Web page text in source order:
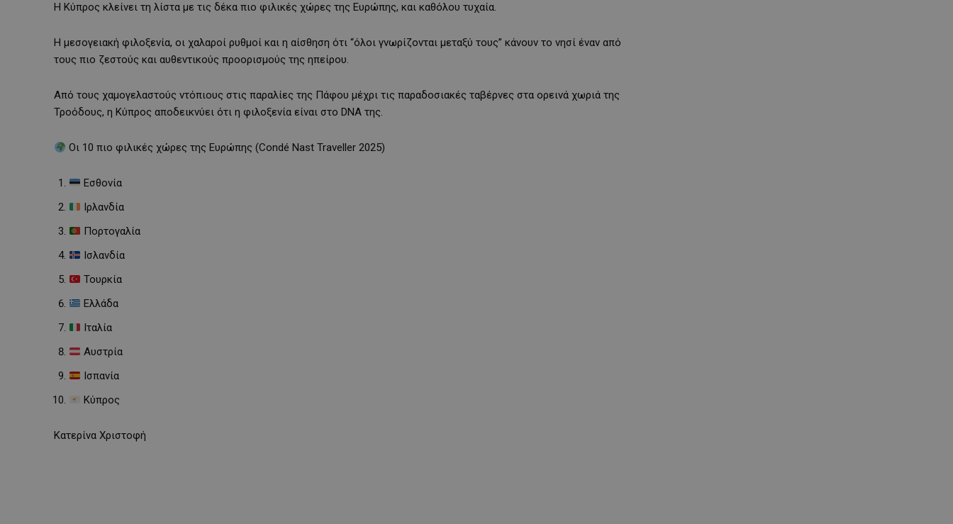
Η Κύπρος κλείνει τη λίστα με τις δέκα πιο φιλικές χώρες της Ευρώπης, και καθόλου τυχαία.
Η μεσογειακή φιλοξενία, οι χαλαροί ρυθμοί και η αίσθηση ότι “όλοι γνωρίζονται μεταξύ τους” κάνουν το νησί έναν από
τους πιο ζεστούς και αυθεντικούς προορισμούς της ηπείρου.
Από τους χαμογελαστούς ντόπιους στις παραλίες της Πάφου μέχρι τις παραδοσιακές ταβέρνες στα ορεινά χωριά της
Τροόδους, η Κύπρος αποδεικνύει ότι η φιλοξενία είναι στο DNA της.
Οι 10 πιο φιλικές χώρες της Ευρώπης (Condé Nast Traveller 2025)
Εσθονία
Ιρλανδία
Πορτογαλία
Ισλανδία
Τουρκία
Ελλάδα
Ιταλία
Αυστρία
Ισπανία
Κύπρος
Κατερίνα Χριστοφή